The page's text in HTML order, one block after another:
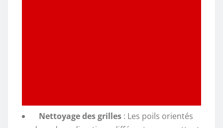
Nettoyage des grilles : Les poils orientés